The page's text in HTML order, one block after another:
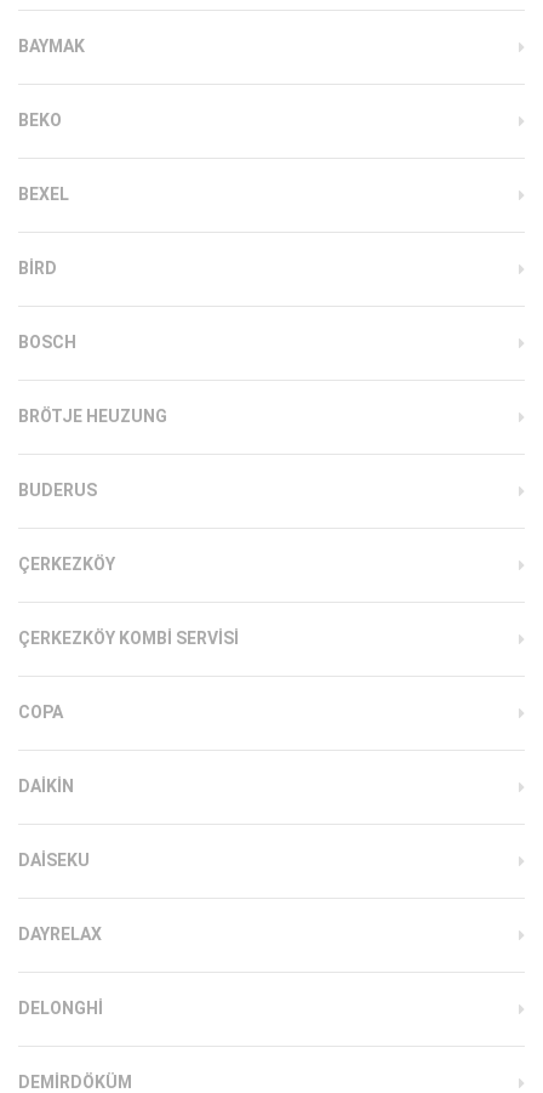
BAYMAK
BEKO
BEXEL
BIRD
BOSCH
BRÖTJE HEUZUNG
BUDERUS
ÇERKEZKÖY
ÇERKEZKÖY KOMBI SERVISI
COPA
DAIKIN
DAISEKU
DAYRELAX
DELONGHI
DEMIRDÖKÜM